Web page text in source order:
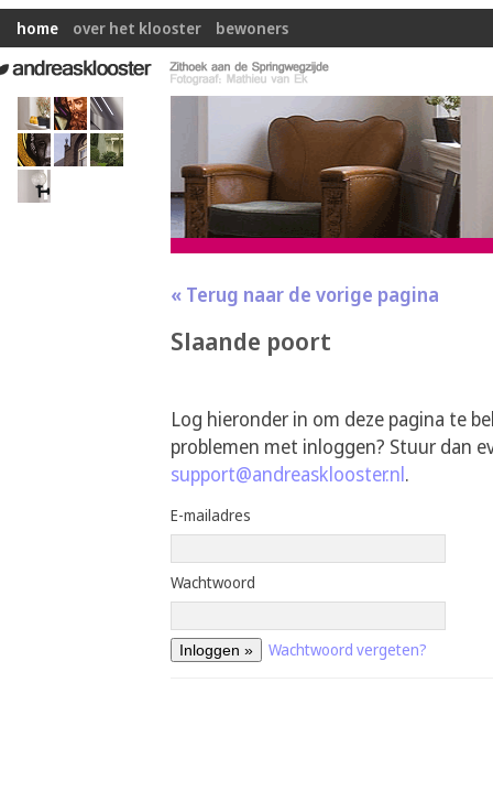
home over het klooster bewoners
« Terug naar de vorige pagina
Slaande poort
Log hieronder in om deze pagina te
problemen met inloggen? Stuur dan
support@andreasklooster.nl.
E-mailadres
Wachtwoord
Wachtwoord vergeten?